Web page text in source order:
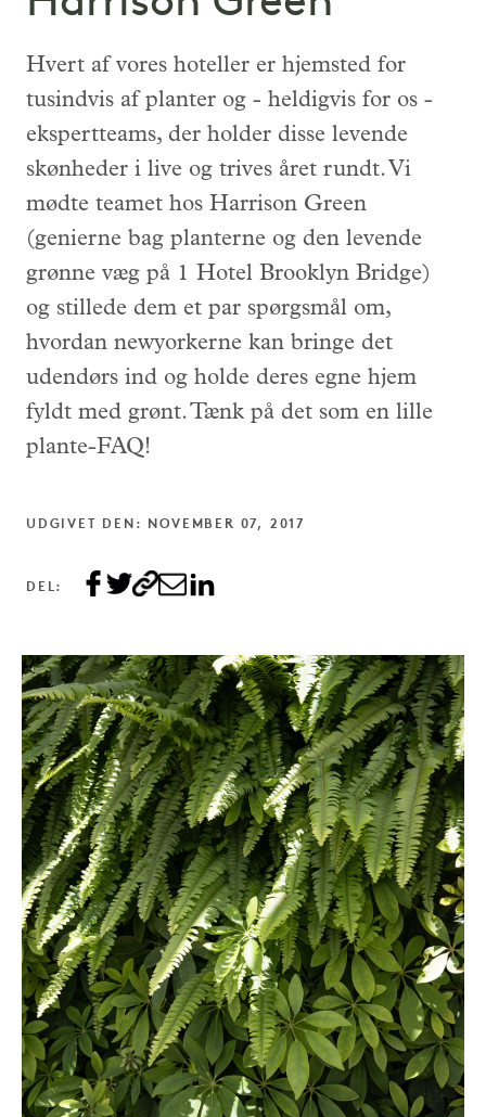
Hvert af vores hoteller er hjemsted for
tusindvis af planter og - heldigvis for os -
ekspertteams, der holder disse levende
skønheder i live og trives året rundt. Vi
mødte teamet hos Harrison Green
(genierne bag planterne og den levende
grønne væg på 1 Hotel Brooklyn Bridge)
og stillede dem et par spørgsmål om,
hvordan newyorkerne kan bringe det
udendørs ind og holde deres egne hjem
fyldt med grønt. Tænk på det som en lille
plante-FAQ!
UDGIVET DEN: NOVEMBER 07, 2017
DEL: